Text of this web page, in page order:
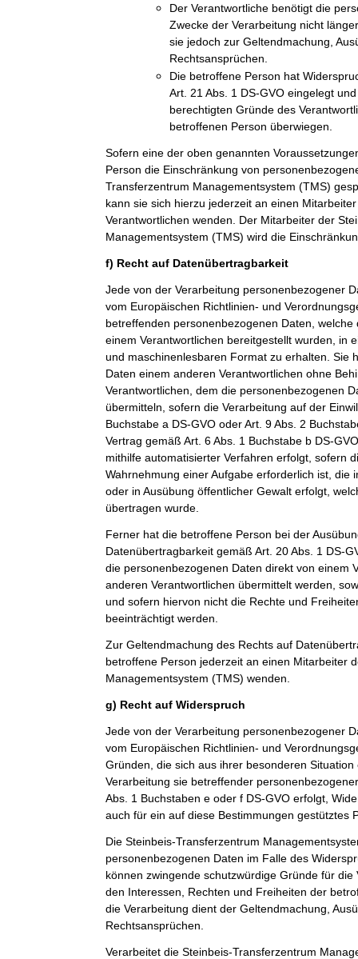
Der Verantwortliche benötigt die
Zwecke der Verarbeitung nicht
sie jedoch zur Geltendmachung,
Rechtsansprüchen.
Die betroffene Person hat
Art. 21 Abs. 1 DS-GVO eingelegt
berechtigten Gründe des
betroffenen Person überwiegen.
Sofern eine der oben genannten
Person die Einschränkung von
Transferzentrum Managementsystem (TMS)
kann sie sich hierzu jederzeit an einen
Verantwortlichen wenden. Der Mitarbeiter der
Managementsystem (TMS) wird die
f) Recht auf Datenübertragbarkeit
Jede von der Verarbeitung personenbezogener
vom Europäischen Richtlinien- und
betreffenden personenbezogenen Daten,
einem Verantwortlichen bereitgestellt wurden, in
und maschinenlesbaren Format zu erhalten. Sie
Daten einem anderen Verantwortlichen ohne
Verantwortlichen, dem die personenbezogenen
übermitteln, sofern die Verarbeitung auf der
Buchstabe a DS-GVO oder Art. 9 Abs. 2
Vertrag gemäß Art. 6 Abs. 1 Buchstabe b DS-
mithilfe automatisierter Verfahren erfolgt, sofern
Wahrnehmung einer Aufgabe erforderlich ist, die
oder in Ausübung öffentlicher Gewalt erfolgt,
übertragen wurde.
Ferner hat die betroffene Person bei der
Datenübertragbarkeit gemäß Art. 20 Abs. 1 DS-
die personenbezogenen Daten direkt von einem
anderen Verantwortlichen übermittelt werden,
und sofern hiervon nicht die Rechte und
beeinträchtigt werden.
Zur Geltendmachung des Rechts auf
betroffene Person jederzeit an einen Mitarbeiter
Managementsystem (TMS) wenden.
g) Recht auf Widerspruch
Jede von der Verarbeitung personenbezogener
vom Europäischen Richtlinien- und
Gründen, die sich aus ihrer besonderen
Verarbeitung sie betreffender
Abs. 1 Buchstaben e oder f DS-GVO erfolgt,
auch für ein auf diese Bestimmungen gestütztes
Die Steinbeis-Transferzentrum
personenbezogenen Daten im Falle des
können zwingende schutzwürdige Gründe für
den Interessen, Rechten und Freiheiten der
die Verarbeitung dient der Geltendmachung,
Rechtsansprüchen.
Verarbeitet die Steinbeis-Transferzentrum